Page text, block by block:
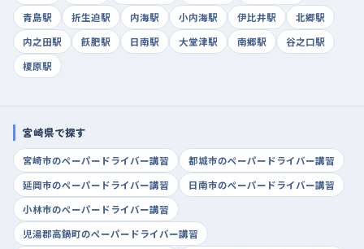
青島駅
折生迫駅 内海駅 小内海駅 伊比井駅
北郷駅
内之田駅
飫肥駅 日南駅 大堂津駅 南郷駅
谷之口駅
榎原駅
宮崎県で探す
宮崎市のペーパードライバー講習
都城市のペーパードライバー講習
延岡市のペーパードライバー講習
日南市のペーパードライバー講習
小林市のペーパードライバー講習
児湯郡高鍋町のペーパードライバー講習